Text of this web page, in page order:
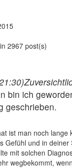
2967 post(s)
bin ich
geschrieben.
ist man noch lange
Gefühl und in deiner
mit solchen
wegbekommt,